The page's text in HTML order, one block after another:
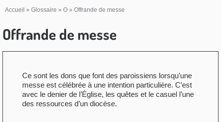
Accueil » Glossaire » O » Offrande de messe
Offrande de messe
Ce sont les dons que font des paroissiens lorsqu’une
messe est célébrée à une intention particulière. C’est
avec le denier de l’Église, les quêtes et le casuel l’une
des ressources d’un diocèse.